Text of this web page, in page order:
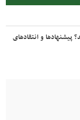
پیشنهادها و انتقادهای